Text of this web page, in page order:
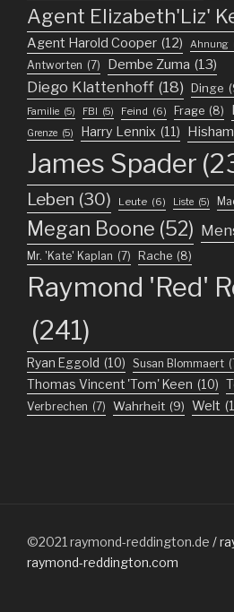
Agent Elizabeth'Liz'
Agent Harold Cooper (12) Ahnung
Antworten (7) Dembe Zuma (13)
Diego Klattenhoff (18) Dinge
Familie (5) FBI (5) Feind (6) Frage (8)
Grenze (5) Harry Lennix (11)
James Spader
Leben (30) Leute (6) Liste (5)
Megan Boone (52)
Mr. 'Kate' Kaplan (7) Rache (8)
Raymond 'Red'
(241)
Ryan Eggold (10) Susan Blommaert
Thomas Vincent 'Tom' Keen (10)
Verbrechen (7) Wahrheit (9) Welt
©2021 raymond-reddington.de /
raymond-reddington.com